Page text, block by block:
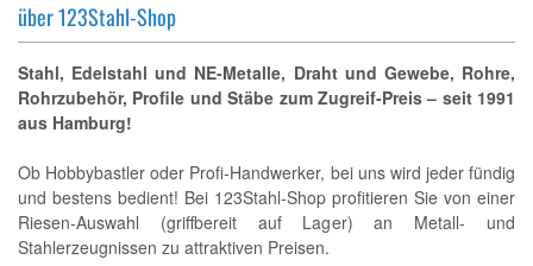
über 123Stahl-Shop
Stahl, Edelstahl und NE-Metalle, Draht und Gewebe, Rohre,
Rohrzubehör, Profile und Stäbe zum Zugreif-Preis – seit 1991
aus Hamburg!
Ob Hobbybastler oder Profi-Handwerker, bei uns wird jeder fündig
und bestens bedient! Bei 123Stahl-Shop profitieren Sie von einer
Riesen-Auswahl (griffbereit auf Lager) an Metall- und
Stahlerzeugnissen zu attraktiven Preisen.